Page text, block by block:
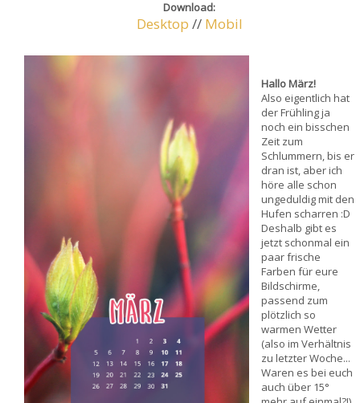
Download:
Desktop // Mobil
Hallo März!
Also eigentlich hat
der Frühling ja
noch ein bisschen
Zeit zum
Schlummern, bis er
dran ist, aber ich
höre alle schon
ungeduldig mit den
Hufen scharren :D
Deshalb gibt es
jetzt schonmal ein
paar frische
Farben für eure
Bildschirme,
passend zum
plötzlich so
warmen Wetter
(also im Verhältnis
zu letzter Woche...
Waren es bei euch
auch über 15°